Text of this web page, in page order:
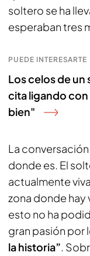
soltero se ha
esperaban tres
PUEDE INTERESARTE
Los celos de un
cita ligando con
bien"
La
donde es. El
actualmente
zona donde hay
esto no ha
gran pasión por
la historia”.